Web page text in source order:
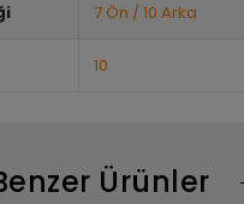
7 Ön / 10 Arka
10
Ürünler